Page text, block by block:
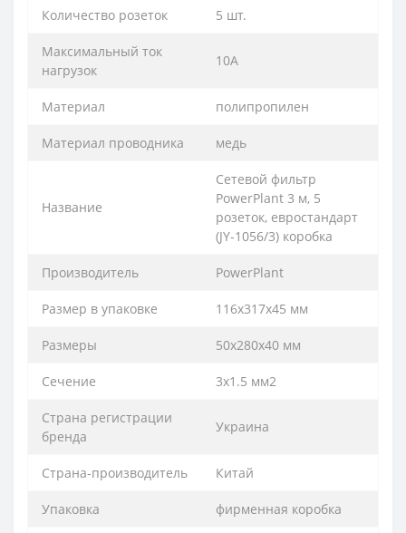
Количество розеток 5 шт.
Максимальный ток
нагрузок
10А
Материал полипропилен
Материал проводника медь
Название
Сетевой фильтр
PowerPlant 3 м, 5
розеток, евростандарт
(JY-1056/3) коробка
Производитель PowerPlant
Размер в упаковке 116х317х45 мм
Размеры 50x280x40 мм
Сечение 3х1.5 мм2
Страна регистрации
бренда
Украина
Страна-производитель Китай
Упаковка фирменная коробка